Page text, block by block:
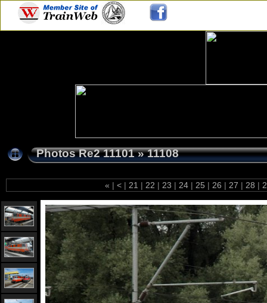
Photos Re2 11101»11108
« | < | 21 | 22 | 23 | 24 | 25 | 26 | 27 | 28 |